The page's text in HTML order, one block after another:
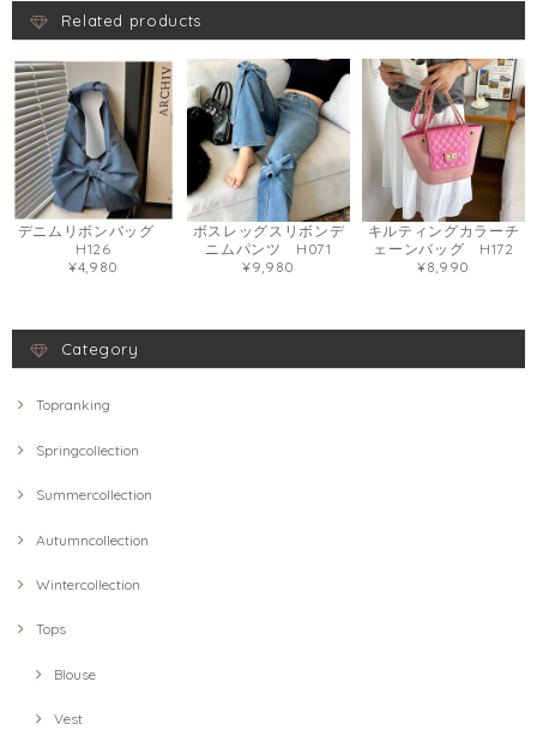
Related products
デニムリボンバッグ
H126
¥4,980
ボスレッグスリボンデ
ニムパンツ H071
¥9,980
キルティングカラーチ
ェーンバッグ H172
¥8,990
Category
Topranking
Springcollection
Summercollection
Autumncollection
Wintercollection
Tops
Blouse
Vest